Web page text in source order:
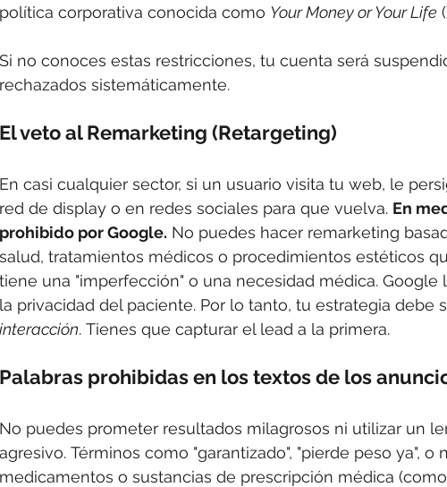
política corporativa conocida como Your Money or Your Life
Si no conoces estas restricciones, tu cuenta será
rechazados sistemáticamente.
El veto al Remarketing (Retargeting)
En casi cualquier sector, si un usuario visita tu web, le
red de display o en redes sociales para que vuelva. En
prohibido por Google. No puedes hacer remarketing
salud, tratamientos médicos o procedimientos estéticos
tiene una "imperfección" o una necesidad médica. Google
la privacidad del paciente. Por lo tanto, tu estrategia debe
interacción. Tienes que capturar el lead a la primera.
Palabras prohibidas en los textos de los
No puedes prometer resultados milagrosos ni utilizar un
agresivo. Términos como "garantizado", "pierde peso ya",
medicamentos o sustancias de prescripción médica